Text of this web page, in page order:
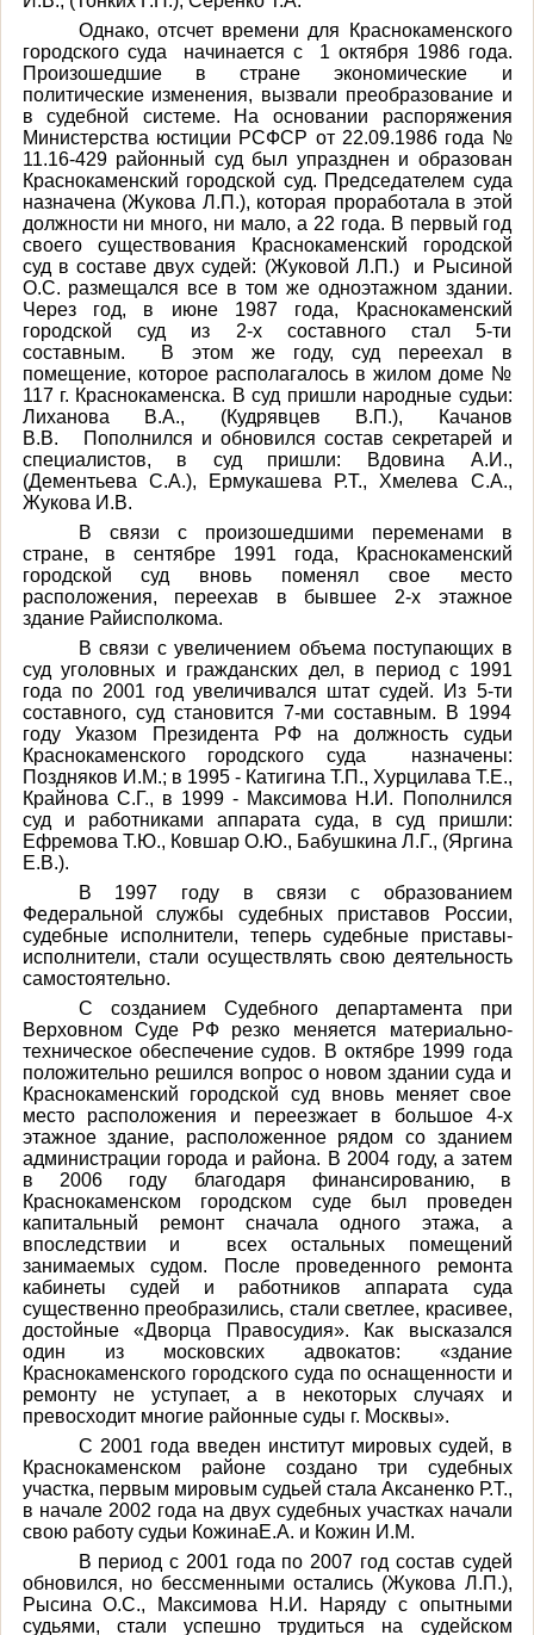
Однако, отсчет времени для Краснокаменского
городского суда начинается с 1 октября 1986 года.
Произошедшие в стране экономические и
политические изменения, вызвали преобразование и
в судебной системе. На основании распоряжения
Министерства юстиции РСФСР от 22.09.1986 года №
11.16-429 районный суд был упразднен и образован
Краснокаменский городской суд. Председателем суда
назначена (Жукова Л.П.), которая проработала в этой
должности ни много, ни мало, а 22 года. В первый год
своего существования Краснокаменский городской
суд в составе двух судей: (Жуковой Л.П.) и Рысиной
О.С. размещался все в том же одноэтажном здании.
Через год, в июне 1987 года, Краснокаменский
городской суд из 2-х составного стал 5-ти
составным. В этом же году, суд переехал в
помещение, которое располагалось в жилом доме №
117 г. Краснокаменска. В суд пришли народные судьи:
Лиханова В.А., (Кудрявцев В.П.), Качанов
В.В. Пополнился и обновился состав секретарей и
специалистов, в суд пришли: Вдовина А.И.,
(Дементьева С.А.), Ермукашева Р.Т., Хмелева С.А.,
Жукова И.В.
В связи с произошедшими переменами в
стране, в сентябре 1991 года, Краснокаменский
городской суд вновь поменял свое место
расположения, переехав в бывшее 2-х этажное
здание Райисполкома.
В связи с увеличением объема поступающих в
суд уголовных и гражданских дел, в период с 1991
года по 2001 год увеличивался штат судей. Из 5-ти
составного, суд становится 7-ми составным. В 1994
году Указом Президента РФ на должность судьи
Краснокаменского городского суда назначены:
Поздняков И.М.; в 1995 - Катигина Т.П., Хурцилава Т.Е.,
Крайнова С.Г., в 1999 - Максимова Н.И. Пополнился
суд и работниками аппарата суда, в суд пришли:
Ефремова Т.Ю., Ковшар О.Ю., Бабушкина Л.Г., (Яргина
Е.В.).
В 1997 году в связи с образованием
Федеральной службы судебных приставов России,
судебные исполнители, теперь судебные приставы-
исполнители, стали осуществлять свою деятельность
самостоятельно.
С созданием Судебного департамента при
Верховном Суде РФ резко меняется материально-
техническое обеспечение судов. В октябре 1999 года
положительно решился вопрос о новом здании суда и
Краснокаменский городской суд вновь меняет свое
место расположения и переезжает в большое 4-х
этажное здание, расположенное рядом со зданием
администрации города и района. В 2004 году, а затем
в 2006 году благодаря финансированию, в
Краснокаменском городском суде был проведен
капитальный ремонт сначала одного этажа, а
впоследствии и всех остальных помещений
занимаемых судом. После проведенного ремонта
кабинеты судей и работников аппарата суда
существенно преобразились, стали светлее, красивее,
достойные «Дворца Правосудия». Как высказался
один из московских адвокатов: «здание
Краснокаменского городского суда по оснащенности и
ремонту не уступает, а в некоторых случаях и
превосходит многие районные суды г. Москвы».
С 2001 года введен институт мировых судей, в
Краснокаменском районе создано три судебных
участка, первым мировым судьей стала Аксаненко Р.Т.,
в начале 2002 года на двух судебных участках начали
свою работу судьи КожинаЕ.А. и Кожин И.М.
В период с 2001 года по 2007 год состав судей
обновился, но бессменными остались (Жукова Л.П.),
Рысина О.С., Максимова Н.И. Наряду с опытными
судьями, стали успешно трудиться на судейском